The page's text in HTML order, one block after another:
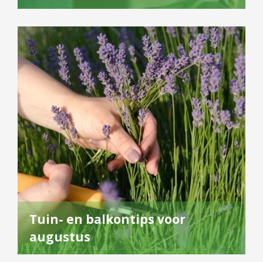
Tuin- en balkontips voor
augustus